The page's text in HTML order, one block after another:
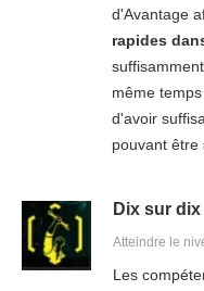
d'Avantage
rapides
même
d'avoir
pouvant être
Dix sur dix
Atteindre le
Les